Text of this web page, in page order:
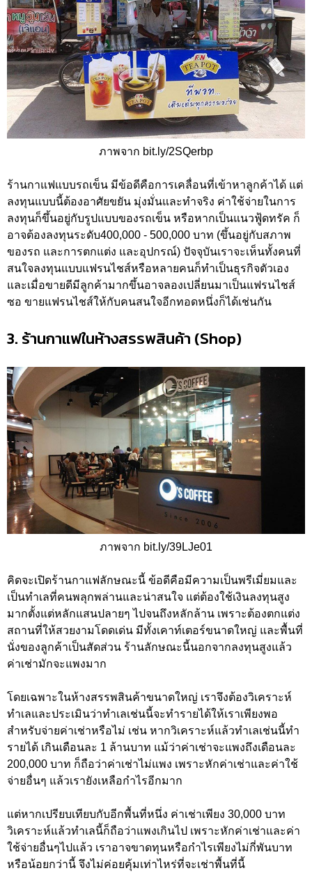
ภาพจาก bit.ly/2SQerbp
ร้านกาแฟแบบรถเข็น มีข้อดีคือการเคลื่อนที่เข้าหาลูกค้าได้ แต่
ลงทุนแบบนี้ต้องอาศัยขยัน มุ่งมั่นและทำจริง ค่าใช้จ่ายในการ
ลงทุนก็ขึ้นอยู่กับรูปแบบของรถเข็น หรือหากเป็นแนวฟู้ดทรัค ก็
อาจต้องลงทุนระดับ400,000 - 500,000 บาท (ขึ้นอยู่กับสภาพ
ของรถ และการตกแต่ง และอุปกรณ์) ปัจจุบันเราจะเห็นทั้งคนที่
สนใจลงทุนแบบแฟรนไชส์หรือหลายคนก็ทำเป็นธุรกิจตัวเอง
และเมื่อขายดีมีลูกค้ามากขึ้นอาจลองเปลี่ยนมาเป็นแฟรนไชส์
ซอ ขายแฟรนไชส์ให้กับคนสนใจอีกทอดหนึ่งก็ได้เช่นกัน
3. ร้านกาแฟในห้างสรรพสินค้า (Shop)
ภาพจาก bit.ly/39LJe01
คิดจะเปิดร้านกาแฟลักษณะนี้ ข้อดีคือมีความเป็นพรีเมี่ยมและ
เป็นทำเลที่คนพลุกพล่านและน่าสนใจ แต่ต้องใช้เงินลงทุนสูง
มากตั้งแต่หลักแสนปลายๆ ไปจนถึงหลักล้าน เพราะต้องตกแต่ง
สถานที่ให้สวยงามโดดเด่น มีทั้งเคาท์เตอร์ขนาดใหญ่ และพื้นที่
นั่งของลูกค้าเป็นสัดส่วน ร้านลักษณะนี้นอกจากลงทุนสูงแล้ว
ค่าเช่ามักจะแพงมาก
โดยเฉพาะในห้างสรรพสินค้าขนาดใหญ่ เราจึงต้องวิเคราะห์
ทำเลและประเมินว่าทำเลเช่นนี้จะทำรายได้ให้เราเพียงพอ
สำหรับจ่ายค่าเช่าหรือไม่ เช่น หากวิเคราะห์แล้วทำเลเช่นนี้ทำ
รายได้ เกินเดือนละ 1 ล้านบาท แม้ว่าค่าเช่าจะแพงถึงเดือนละ
200,000 บาท ก็ถือว่าค่าเช่าไม่แพง เพราะหักค่าเช่าและค่าใช้
จ่ายอื่นๆ แล้วเรายังเหลือกำไรอีกมาก
แต่หากเปรียบเทียบกับอีกพื้นที่หนึ่ง ค่าเช่าเพียง 30,000 บาท
วิเคราะห์แล้วทำเลนี้ก็ถือว่าแพงเกินไป เพราะหักค่าเช่าและค่า
ใช้จ่ายอื่นๆไปแล้ว เราอาจขาดทุนหรือกำไรเพียงไม่กี่พันบาท
หรือน้อยกว่านี้ จึงไม่ค่อยคุ้มเท่าไหร่ที่จะเช่าพื้นที่นี้